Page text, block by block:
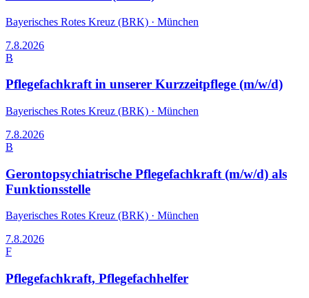
Bayerisches Rotes Kreuz (BRK) · München
7.8.2026
B
Pflegefachkraft in unserer Kurzzeitpflege (m/w/d)
Bayerisches Rotes Kreuz (BRK) · München
7.8.2026
B
Gerontopsychiatrische Pflegefachkraft (m/w/d) als
Funktionsstelle
Bayerisches Rotes Kreuz (BRK) · München
7.8.2026
F
Pflegefachkraft, Pflegefachhelfer